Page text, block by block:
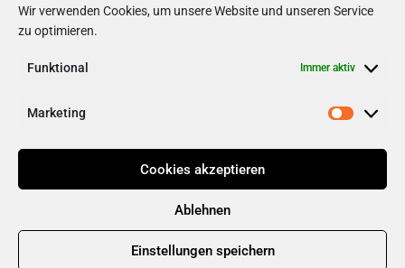
Wir verwenden Cookies, um unsere Website und unseren Service
zu optimieren.
Funktional Immer aktiv
Marketing
Cookies akzeptieren
Ablehnen
Einstellungen speichern
Internetseite
Instagram